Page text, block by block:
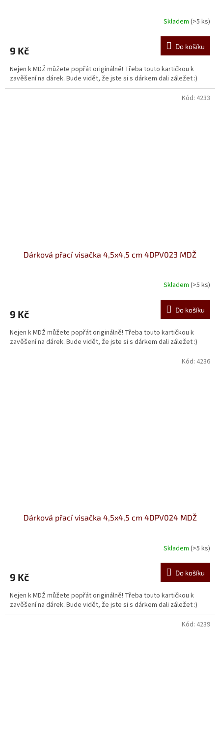
Skladem (>5 ks)
9 Kč Do košíku
Nejen k MDŽ můžete popřát originálně! Třeba touto kartičkou k
zavěšení na dárek. Bude vidět, že jste si s dárkem dali záležet :)
Dárková přací visačka 4,5x4,5 cm 4DPV023 MDŽ
Skladem (>5 ks)
9 Kč Do košíku
Nejen k MDŽ můžete popřát originálně! Třeba touto kartičkou k
zavěšení na dárek. Bude vidět, že jste si s dárkem dali záležet :)
Kód: 4233
Dárková přací visačka 4,5x4,5 cm 4DPV024 MDŽ
Skladem (>5 ks)
9 Kč Do košíku
Nejen k MDŽ můžete popřát originálně! Třeba touto kartičkou k
zavěšení na dárek. Bude vidět, že jste si s dárkem dali záležet :)
Kód: 4236
Kód: 4239